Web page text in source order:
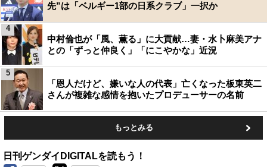
先”は「ベルギー1部の日系クラブ」一択か
中村倫也が「風、薫る」に大貢献…妻・水卜麻美アナ
との「ずっと仲良く」「にこやかな」近況
4
「恩人だけど、嫌いな人の代表」亡くなった板東英二
さんが複雑な感情を抱いたプロデューサーの名前
5
もっとみる
日刊ゲンダイDIGITALを読もう！